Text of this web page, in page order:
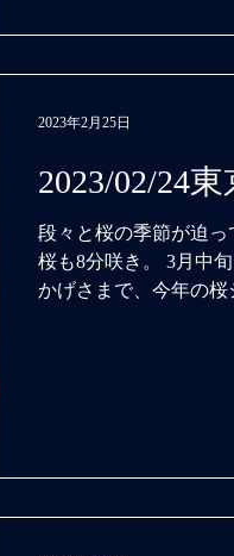
2023/02/24
段々と桜の季節が迫
桜も8分咲き。 3月中
かげさまで、今年の
2023年2月25日